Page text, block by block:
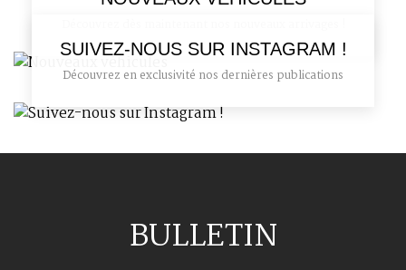
SUIVEZ-NOUS SUR INSTAGRAM !
Découvrez en exclusivité nos dernières publications
BULLETIN